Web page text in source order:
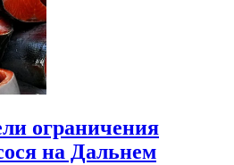
ограничения
на Дальнем